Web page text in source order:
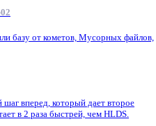
базу от кометов, Мусорных файлов,
вперед, который дает второе
в 2 раза быстрей, чем HLDS.